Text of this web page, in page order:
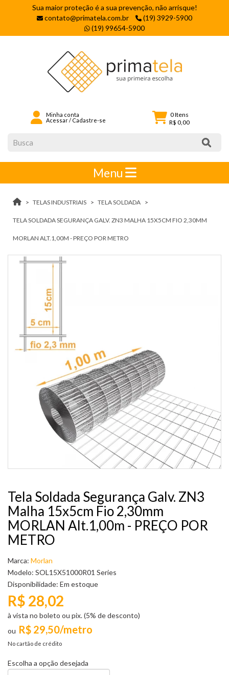
Sua maior proteção é a sua prevenção, não arrisque!
contato@primatela.com.br
(19) 3929-5900
(19) 99654-5900
Minha conta
Acessar/ Cadastre-se
0Itens
R$ 0,00
Menu
TELAS INDUSTRIAIS TELA SOLDADA
TELA SOLDADA SEGURANÇA GALV. ZN3 MALHA 15X5CM FIO 2,30MM
MORLAN ALT.1,00M - PREÇO POR METRO
Tela Soldada Segurança Galv. ZN3
Malha 15x5cm Fio 2,30mm
MORLAN Alt.1,00m - PREÇO POR
METRO
Marca: Morlan
Modelo: SOL15X51000R01 Series
Disponibilidade: Em estoque
R$ 29,50/metro
No cartão de crédito
R$ 28,02
à vista no boleto ou pix. (5% de desconto)
Escolha a opção desejada